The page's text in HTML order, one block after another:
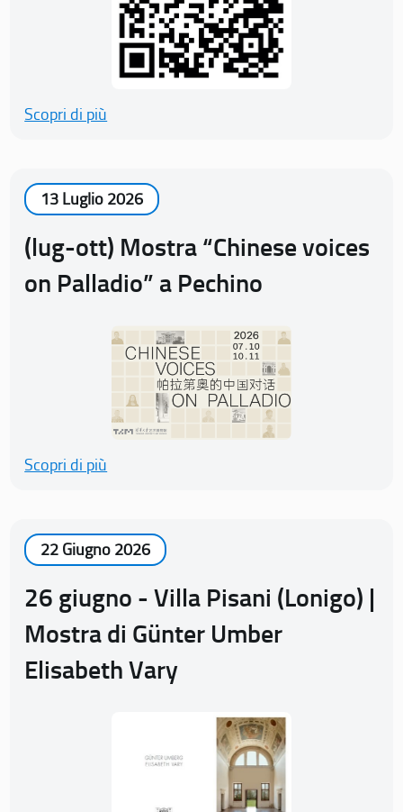
Scopri di più
13 Luglio 2026
(lug-ott) Mostra “Chinese voices
on Palladio” a Pechino
Scopri di più
22 Giugno 2026
26 giugno - Villa Pisani (Lonigo) |
Mostra di Günter Umber
Elisabeth Vary